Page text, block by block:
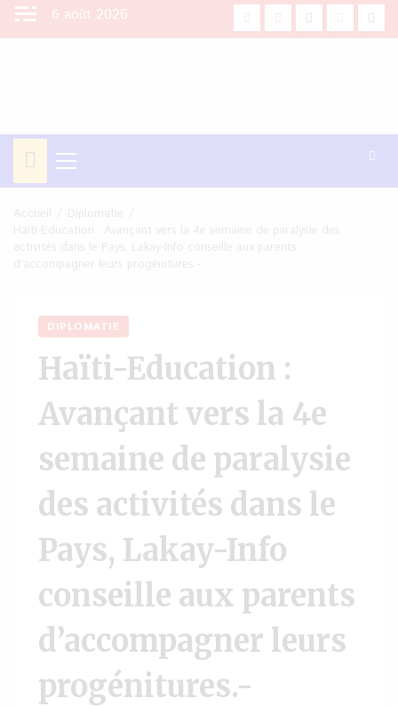
Aller
6 août 2026 facebookYoutube
X
Menu
principal
DIPLOMATIE
Haïti-Education :
Avançant vers la 4e
semaine de paralysie
des activités dans le
Pays, Lakay-Info
conseille aux parents
d’accompagner leurs
progénitures.-